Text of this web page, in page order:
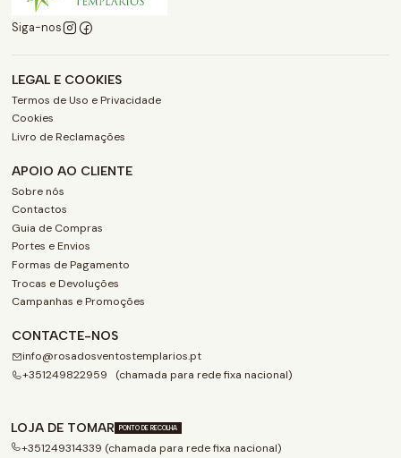
Siga-nos
LEGAL E COOKIES
Termos de Uso e Privacidade
Cookies
Livro de Reclamações
APOIO AO CLIENTE
Sobre nós
Contactos
Guia de Compras
Portes e Envios
Formas de Pagamento
Trocas e Devoluções
Campanhas e Promoções
CONTACTE-NOS
info@rosadosventostemplarios.pt
+351249822959 (chamada para rede fixa nacional)
LOJA DE TOMAR PONTO DE RECOLHA
+351249314339 (chamada para rede fixa nacional)